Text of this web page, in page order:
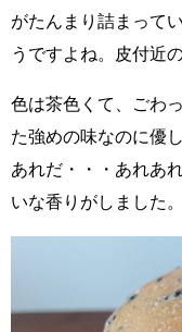
がたんまり詰まって
うですよね。皮付近
色は茶色くて、ごわ
た強めの味なのに優
あれだ・・・あれあ
いな香りがしました。